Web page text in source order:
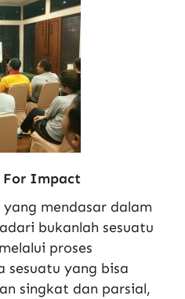
Impact
mendasar dalam
bukanlah sesuatu
proses
sesuatu yang bisa
singkat dan parsial,